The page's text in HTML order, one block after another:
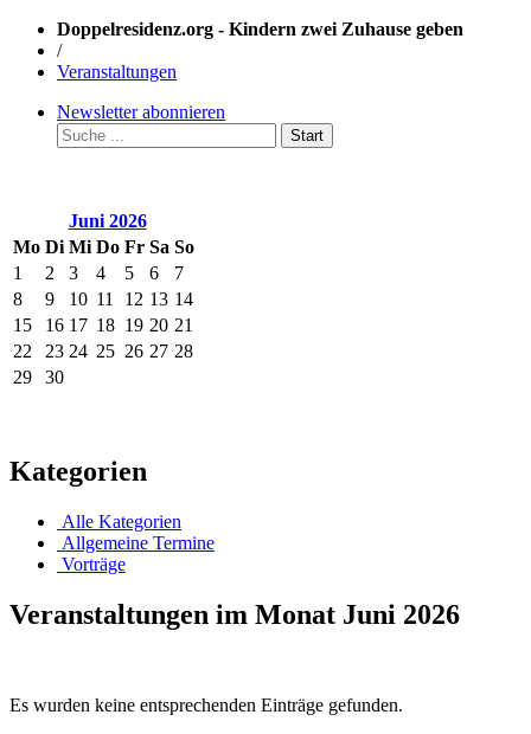
Doppelresidenz.org - Kindern zwei Zuhause geben
/
Veranstaltungen
Newsletter abonnieren
Start
Juni 2026
Mo Di Mi Do Fr Sa So
1
2 3 4 5 6
7
8
9 10 11 12 13 14
15
16 17 18 19 20 21
22
23 24 25 26 27 28
29
30
Kategorien
Alle Kategorien
Allgemeine Termine
Vorträge
Veranstaltungen im Monat Juni 2026
Es wurden keine entsprechenden Einträge gefunden.